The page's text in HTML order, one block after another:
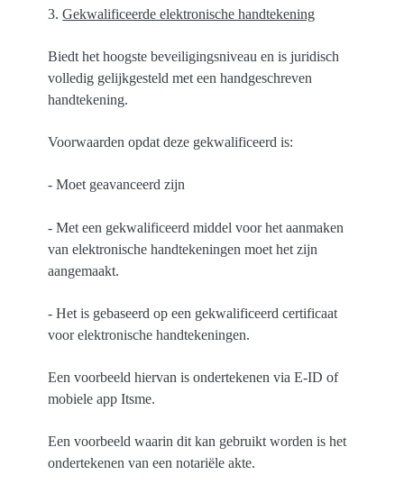
3.Gekwalificeerde elektronische handtekening
Biedt het hoogste beveiligingsniveau en is juridisch
volledig gelijkgesteld met een handgeschreven
handtekening.
Voorwaarden opdat deze gekwalificeerd is:
- Moet geavanceerd zijn
- Met een gekwalificeerd middel voor het aanmaken
van elektronische handtekeningen moet het zijn
aangemaakt.
- Het is gebaseerd op een gekwalificeerd certificaat
voor elektronische handtekeningen.
Een voorbeeld hiervan is ondertekenen via E-ID of
mobiele app Itsme.
Een voorbeeld waarin dit kan gebruikt worden is het
ondertekenen van een notariële akte.